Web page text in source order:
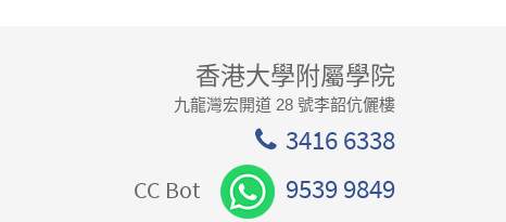
香港大學附屬學院
九龍灣宏開道 28 號李韶伉儷樓
3416 6338
CC Bot 9539 9849